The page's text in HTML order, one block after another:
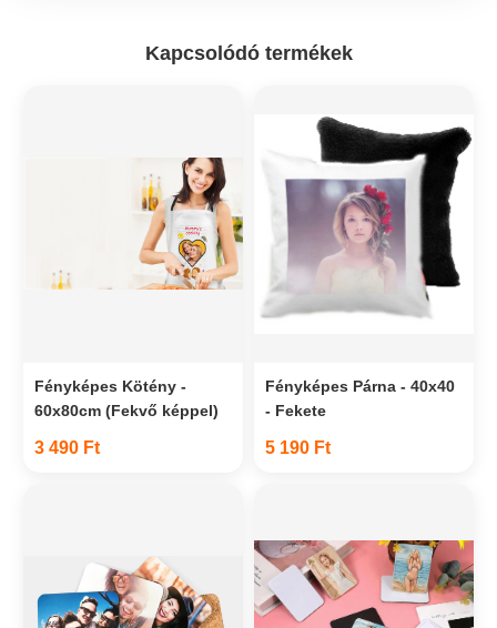
Kapcsolódó termékek
Fényképes Kötény -
60x80cm (Fekvő képpel)
3 490 Ft
Fényképes Párna - 40x40
- Fekete
5 190 Ft